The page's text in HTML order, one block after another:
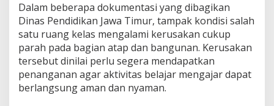
o
v
a
s
i
P
e
n
Dalam beberapa dokumentasi yang dibagikan
Dinas Pendidikan Jawa Timur, tampak kondisi salah
satu ruang kelas mengalami kerusakan cukup
parah pada bagian atap dan bangunan. Kerusakan
tersebut dinilai perlu segera mendapatkan
penanganan agar aktivitas belajar mengajar dapat
berlangsung aman dan nyaman.